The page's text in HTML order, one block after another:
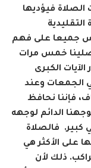
فيؤديها
جميعا على فهم
صلينا خمس مرات
الكبرى
الجمعات وعند
فإننا نحافظ
الدائم لوجهه
كبير.
فالصلاة
على الأكثر هي
ذلك لأن